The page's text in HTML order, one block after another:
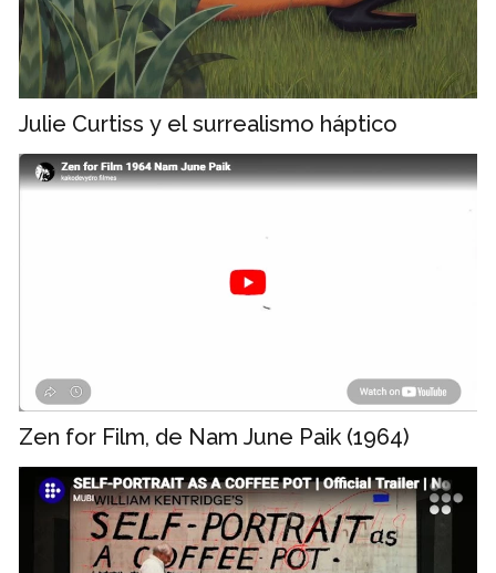
Julie Curtiss y el surrealismo háptico
Zen for Film, de Nam June Paik (1964)